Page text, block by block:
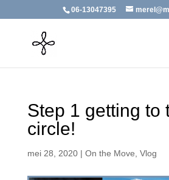
06-13047395
Step 1 getting to
circle!
mei 28, 2020| On the Move Vlog